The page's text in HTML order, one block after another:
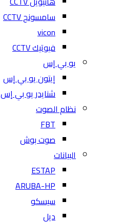
سامسونج CCTV
vicon
فيوتيك CCTV
يو بي إس
إيتون يو بي إس
شنايدر يو بي إس
نظام الصوت
FBT
صوت بوش
البيانات
ESTAP
ARUBA-HP
سيسكو
ديل